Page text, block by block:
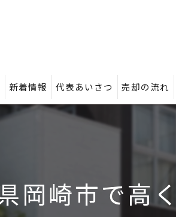
新着情報 代表あいさつ 売却の流れ
岡崎市で高